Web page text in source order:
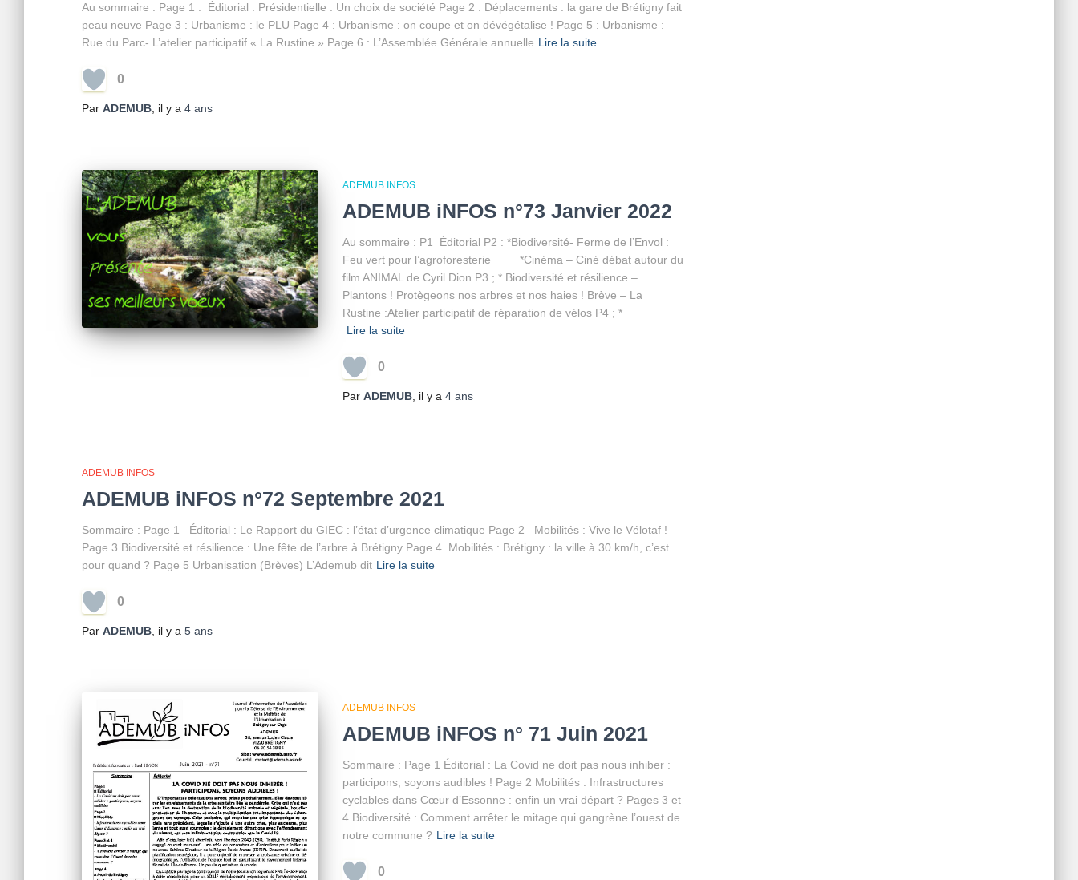
Au sommaire : Page 1 : Éditorial : Présidentielle : Un choix de société Page 2 : Déplacements : la gare de Brétigny fait
peau neuve Page 3 : Urbanisme : le PLU Page 4 : Urbanisme : on coupe et on dévégétalise ! Page 5 : Urbanisme :
Rue du Parc- L’atelier participatif « La Rustine » Page 6 : L’Assemblée Générale annuelle Lire la suite
0
Par ADEMUB , il y a 4 ans
ADEMUB INFOS
ADEMUB iNFOS n°73 Janvier 2022
Au sommaire : P1 Éditorial P2 : *Biodiversité- Ferme de l’Envol :
Feu vert pour l’agroforesterie *Cinéma – Ciné débat autour du
film ANIMAL de Cyril Dion P3 ; * Biodiversité et résilience –
Plantons ! Protègeons nos arbres et nos haies ! Brève – La
Rustine :Atelier participatif de réparation de vélos P4 ; *
Lire la suite
0
Par ADEMUB , il y a 4 ans
ADEMUB INFOS
ADEMUB iNFOS n°72 Septembre 2021
Sommaire : Page 1 Éditorial : Le Rapport du GIEC : l’état d’urgence climatique Page 2 Mobilités : Vive le Vélotaf !
Page 3 Biodiversité et résilience : Une fête de l’arbre à Brétigny Page 4 Mobilités : Brétigny : la ville à 30 km/h, c’est
pour quand ? Page 5 Urbanisation (Brèves) L’Ademub dit Lire la suite
0
Par ADEMUB , il y a 5 ans
ADEMUB INFOS
ADEMUB iNFOS n° 71 Juin 2021
Sommaire : Page 1 Éditorial : La Covid ne doit pas nous inhiber :
participons, soyons audibles ! Page 2 Mobilités : Infrastructures
cyclables dans Cœur d’Essonne : enfin un vrai départ ? Pages 3 et
4 Biodiversité : Comment arrêter le mitage qui gangrène l’ouest de
notre commune ? Lire la suite
0